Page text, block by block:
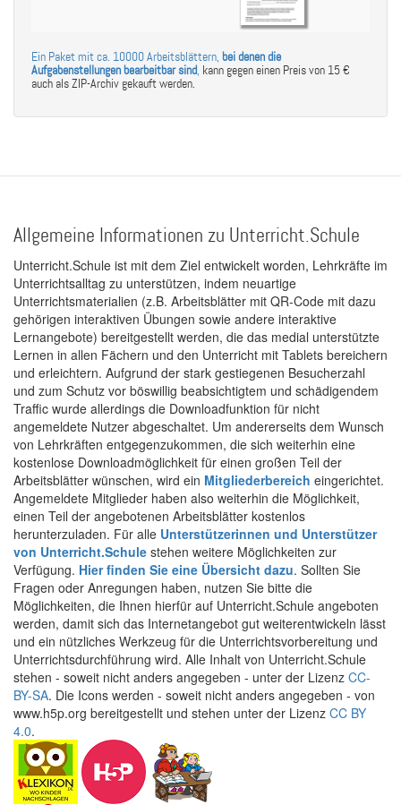
Ein Paket mit ca. 10000 Arbeitsblättern, bei denen die
Aufgabenstellungen bearbeitbar sind, kann gegen einen Preis von 15 €
auch als ZIP-Archiv gekauft werden.
Allgemeine Informationen zu Unterricht.Schule
Unterricht.Schule ist mit dem Ziel entwickelt worden, Lehrkräfte im
Unterrichtsalltag zu unterstützen, indem neuartige
Unterrichtsmaterialien (z.B. Arbeitsblätter mit QR-Code mit dazu
gehörigen interaktiven Übungen sowie andere interaktive
Lernangebote) bereitgestellt werden, die das medial unterstützte
Lernen in allen Fächern und den Unterricht mit Tablets bereichern
und erleichtern. Aufgrund der stark gestiegenen Besucherzahl
und zum Schutz vor böswillig beabsichtigtem und schädigendem
Traffic wurde allerdings die Downloadfunktion für nicht
angemeldete Nutzer abgeschaltet. Um andererseits dem Wunsch
von Lehrkräften entgegenzukommen, die sich weiterhin eine
kostenlose Downloadmöglichkeit für einen großen Teil der
Arbeitsblätter wünschen, wird ein Mitgliederbereich eingerichtet.
Angemeldete Mitglieder haben also weiterhin die Möglichkeit,
einen Teil der angebotenen Arbeitsblätter kostenlos
herunterzuladen. Für alle Unterstützerinnen und Unterstützer
von Unterricht.Schule stehen weitere Möglichkeiten zur
Verfügung. Hier finden Sie eine Übersicht dazu. Sollten Sie
Fragen oder Anregungen haben, nutzen Sie bitte die
Möglichkeiten, die Ihnen hierfür auf Unterricht.Schule angeboten
werden, damit sich das Internetangebot gut weiterentwickeln lässt
und ein nützliches Werkzeug für die Unterrichtsvorbereitung und
Unterrichtsdurchführung wird. Alle Inhalt von Unterricht.Schule
stehen - soweit nicht anders angegeben - unter der Lizenz CC-
BY-SA. Die Icons werden - soweit nicht anders angegeben - von
www.h5p.org bereitgestellt und stehen unter der Lizenz CC BY
4.0.